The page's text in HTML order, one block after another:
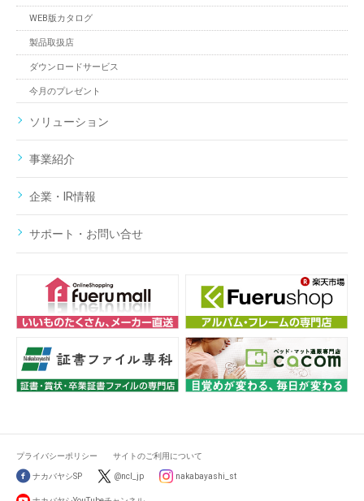
WEB版カタログ
製品取扱店
ダウンロードサービス
今月のプレゼント
ソリューション
事業紹介
企業・IR情報
サポート・お問い合せ
プライバシーポリシー サイトのご利用について
ナカバヤシSP @ncl_jp nakabayashi_st